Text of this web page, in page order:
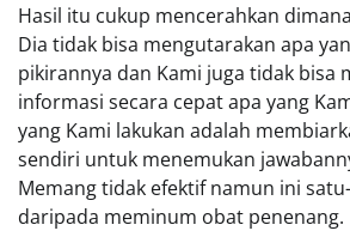
Hasil itu cukup mencerahkan
Dia tidak bisa mengutarakan apa
pikirannya dan Kami juga tidak bisa
informasi secara cepat apa yang
yang Kami lakukan adalah
sendiri untuk menemukan
Memang tidak efektif namun ini
daripada meminum obat penenang.